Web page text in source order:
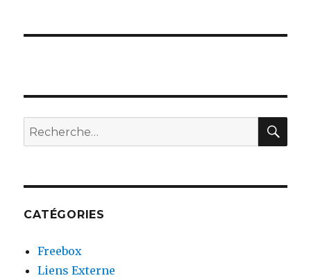
Recherche
pour
CATÉGORIES
Freebox
Liens Externe